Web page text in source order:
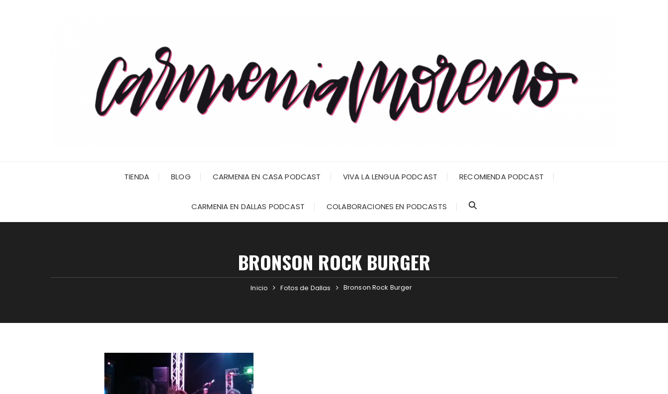
TIENDA BLOG CARMENIA EN CASA PODCAST VIVA LA LENGUA PODCAST RECOMIENDA PODCAST
CARMENIA EN DALLAS PODCAST COLABORACIONES EN PODCASTS
BRONSON ROCK BURGER
Inicio Fotos de Dallas Bronson Rock Burger